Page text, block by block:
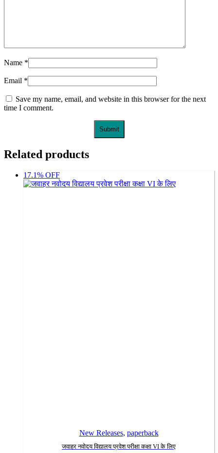
Name *
Email *
Save my name, email, and website in this browser for the next
time I comment.
Related products
17.1% OFF
New Releases, paperback
जवाहर नवोदय विद्यालय प्रवेश परीक्षा कक्षा VI के लिए